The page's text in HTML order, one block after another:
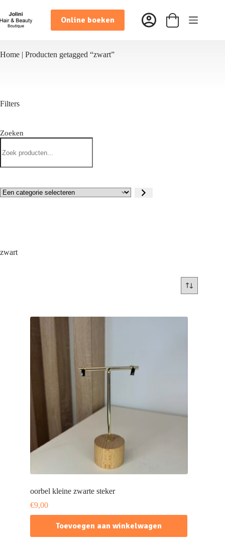
naar
de
inhoud
Online boeken Winkelwagen
Home | Producten getagged “zwart”
zwart
oorbel kleine zwarte steker
€9,00
Toevoegen aan winkelwagen
Filters
Zoeken
Een
categorie